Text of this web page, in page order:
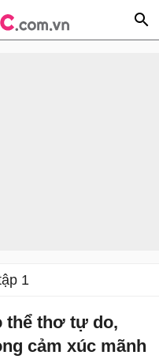
1
thể thơ tự do,
cảm xúc mãnh